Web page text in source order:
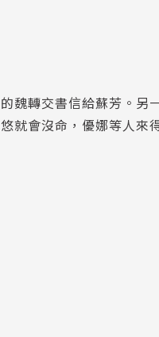
魏轉交書信給蘇芳。
就會沒命，優娜等人來